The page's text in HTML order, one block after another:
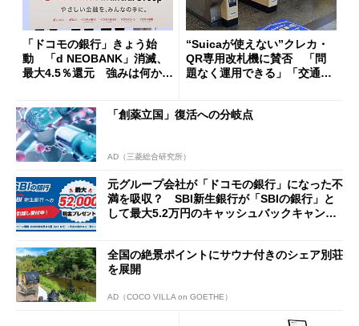
「ドコモの銀行」きょう始
動 「d NEOBANK」消滅、
最大4.5％還元 強みは何か解
“Suicaが使えない”クレカ・
QR専用改札機に賛否 「問
題なく運用できる」「交通系I
「創薬立国」復活への分岐点
AD（三菱総合研究所）
元グループ会社が「ドコモの銀行」になった不
満を吸収？ SBI新生銀行が「SBIの銀行」と
して最大5.2万円のキャッシュバックキャンペ
全国の絶景ポイントにサウナ付きのシェア別荘
を展開
AD（COCO VILLA on GOETHE）